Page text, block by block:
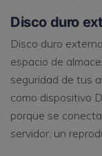
Disco duro
Disco duro
espacio de
seguridad de tus
como dispositivo
porque se
servidor, un